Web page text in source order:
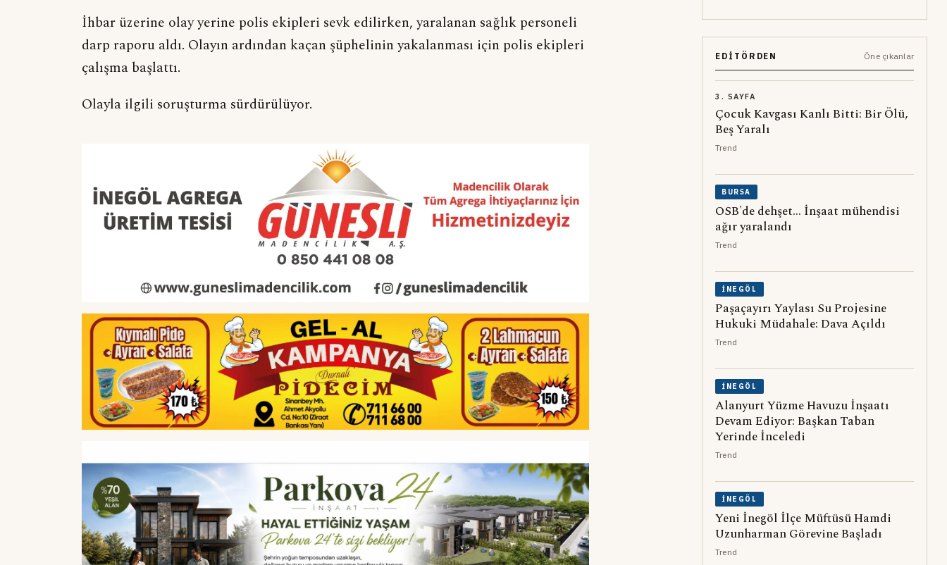
İhbar üzerine olay yerine polis ekipleri sevk edilirken, yaralanan sağlık personeli
darp raporu aldı. Olayın ardından kaçan şüphelinin yakalanması için polis ekipleri
çalışma başlattı.
Olayla ilgili soruşturma sürdürülüyor.
EDITÖRDEN Öne çıkanlar
3. SAYFA
Çocuk Kavgası Kanlı Bitti: Bir Ölü,
Beş Yaralı
Trend
BURSA
OSB'de dehşet... İnşaat mühendisi
ağır yaralandı
Trend
İNEGÖL
Paşaçayırı Yaylası Su Projesine
Hukuki Müdahale: Dava Açıldı
Trend
İNEGÖL
Alanyurt Yüzme Havuzu İnşaatı
Devam Ediyor: Başkan Taban
Yerinde İnceledi
Trend
İNEGÖL
Yeni İnegöl İlçe Müftüsü Hamdi
Uzunharman Görevine Başladı
Trend